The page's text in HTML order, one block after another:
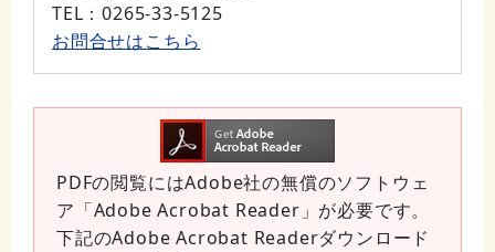
TEL ：0265-33-5125
お問合せはこちら
PDFの閲覧にはAdobe社の無償のソフトウェ
ア「Adobe Acrobat Reader」が必要です。
下記のAdobe Acrobat Readerダウンロード